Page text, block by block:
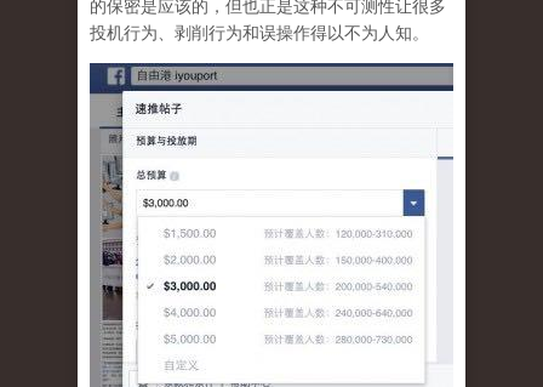
的保密是应该的，但也正是这种不可测性让很多
投机行为、剥削行为和误操作得以不为人知。